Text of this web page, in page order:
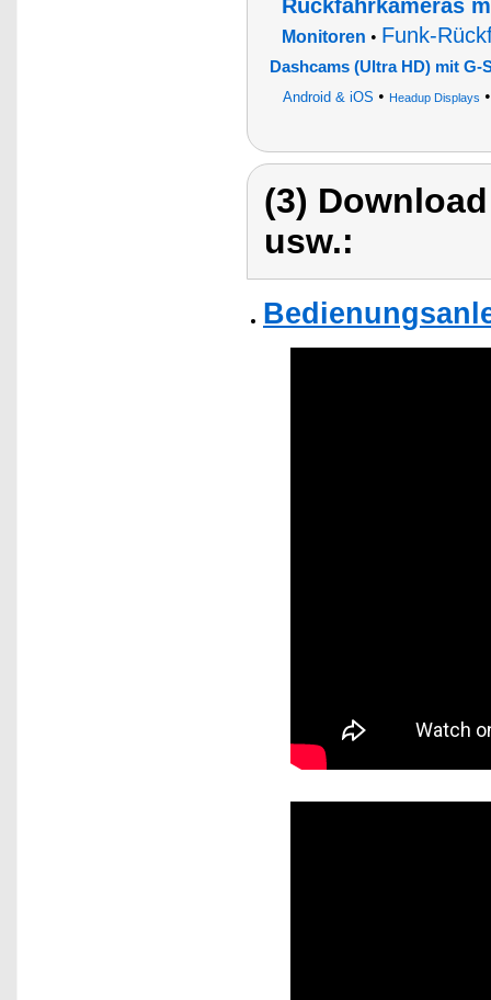
Rückfahrkameras
Monitoren • Funk-
Dashcams (Ultra HD) mit
Android & iOS • Headup Displays
(3)
usw.: